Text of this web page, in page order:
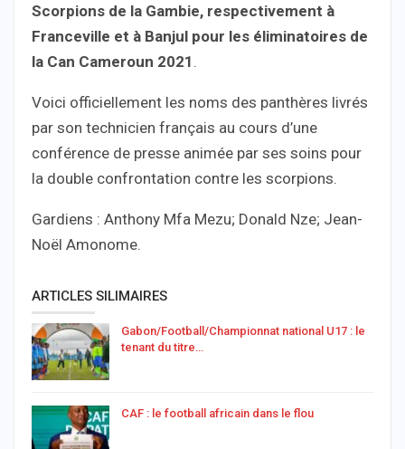
Scorpions de la Gambie, respectivement à
Franceville et à Banjul pour les éliminatoires de
la Can Cameroun 2021 .
Voici officiellement les noms des panthères livrés
par son technicien français au cours d’une
conférence de presse animée par ses soins pour
la double confrontation contre les scorpions.
Gardiens : Anthony Mfa Mezu; Donald Nze; Jean-
Noël Amonome.
ARTICLES SILIMAIRES
Gabon/Football/Championnat national U17 : le
tenant du titre…
CAF : le football africain dans le flou